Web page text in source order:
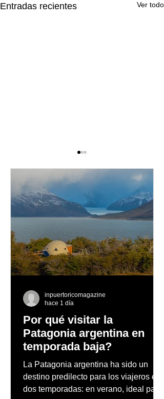
Entradas recientes Ver todo
La enoteca Summer
Beer Series reunirá
exclusivas cervezas de
especialidad en un
evento abierto al público
Por qué visitar la
Patagonia argentina en
temporada baja?
La Patagonia argentina ha sido un
destino predilecto para los viajeros en
dos temporadas: en verano, ideal para
inpuertoricomagazine
hace 1 día